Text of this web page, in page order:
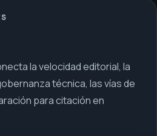
la velocidad editorial, la
técnica, las vías de
para citación en